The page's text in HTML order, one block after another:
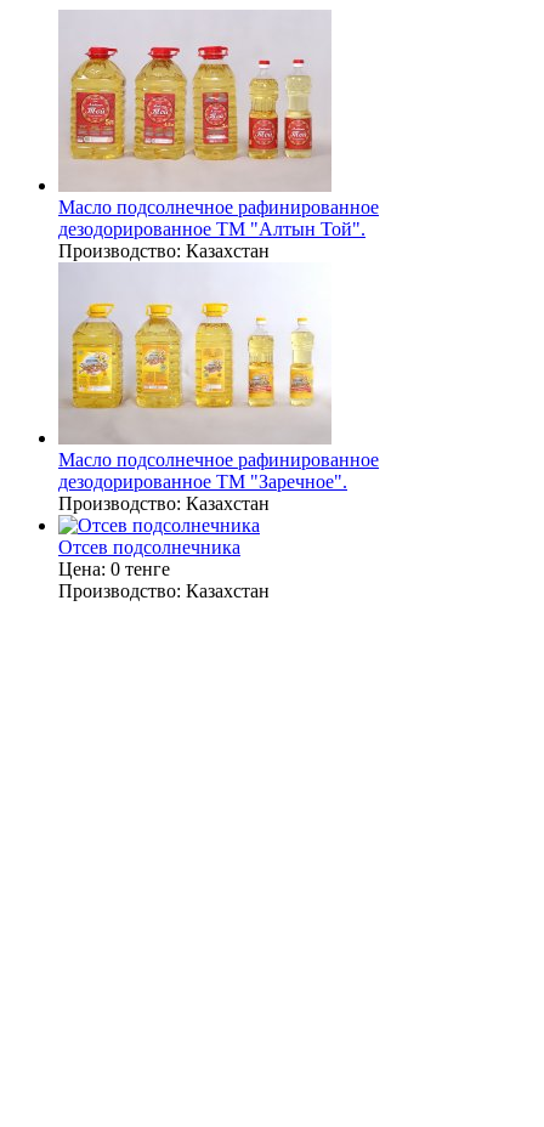
Масло подсолнечное рафинированное
дезодорированное ТМ "Алтын Той".
Производство: Казахстан
Масло подсолнечное рафинированное
дезодорированное ТМ "Заречное".
Производство: Казахстан
Отсев подсолнечника
Цена: 0 тенге
Производство: Казахстан